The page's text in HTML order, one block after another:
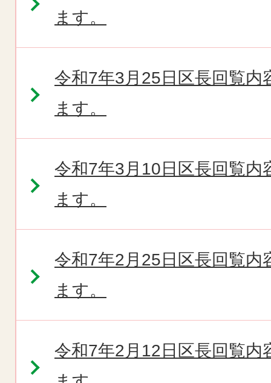
ます。
令和7年3月25日区長回覧
ます。
令和7年3月10日区長回覧
ます。
令和7年2月25日区長回覧
ます。
令和7年2月12日区長回覧